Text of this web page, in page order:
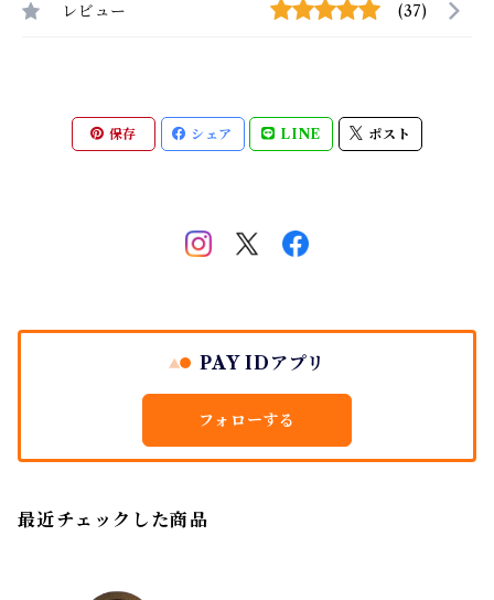
レビュー (37)
保存 シェア LINE ポスト
PAY IDアプリ
フォローする
最近チェックした商品